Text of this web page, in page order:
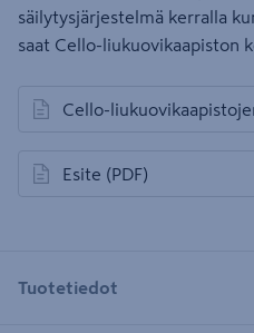
säilytysjärjestelmä kerralla
saat Cello-liukuovikaapiston
Cello-
avautuu uuteen välilehteen
Esite (PDF)
avautuu uuteen välilehteen
Tuotetiedot